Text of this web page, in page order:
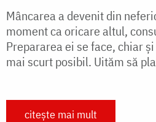
Mâncarea a devenit din
moment ca oricare altul,
Prepararea ei se face, chiar
mai scurt posibil. Uităm să
citește mai mult